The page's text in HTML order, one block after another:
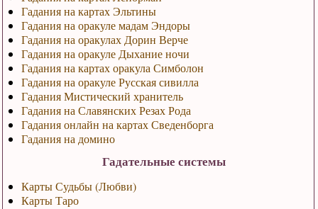
Гадания на картах Эльтины
Гадания на оракуле мадам Эндоры
Гадания на оракулах Дорин Верче
Гадания на оракуле Дыхание ночи
Гадания на картах оракула Симболон
Гадания на оракуле Русская сивилла
Гадания Мистический хранитель
Гадания на Славянских Резах Рода
Гадания онлайн на картах Сведенборга
Гадания на домино
Гадательные системы
Карты Судьбы (Любви)
Карты Таро